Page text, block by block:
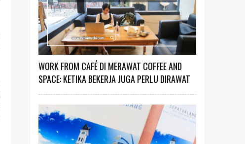
WORK FROM CAFÉ DI MERAWAT COFFEE AND
SPACE: KETIKA BEKERJA JUGA PERLU DIRAWAT